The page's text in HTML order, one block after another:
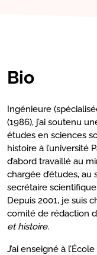
Bio
Ingénieure
(1986), j’ai soutenu
études en sciences
histoire à l’université
d’abord travaillé au
chargée d’études,
secrétaire
Depuis 2001, je suis
comité de rédaction
et histoire.
J’ai enseigné à